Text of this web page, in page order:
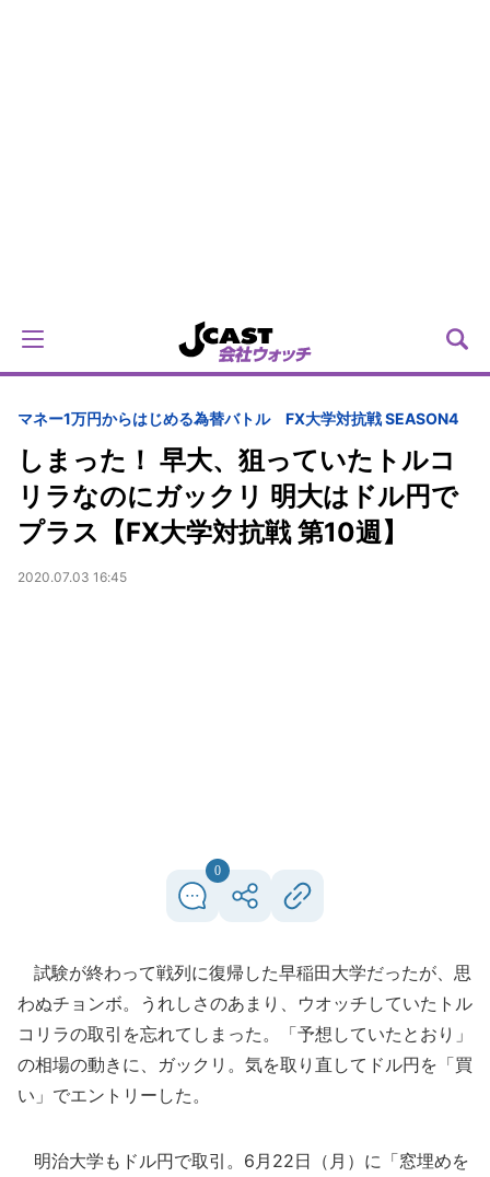
マネー1万円からはじめる為替バトル FX大学対抗戦 SEASON4
しまった！ 早大、狙っていたトルコ
リラなのにガックリ 明大はドル円で
プラス【FX大学対抗戦 第10週】
2020.07.03 16:45
0
試験が終わって戦列に復帰した早稲田大学だったが、思
わぬチョンボ。うれしさのあまり、ウオッチしていたトル
コリラの取引を忘れてしまった。「予想していたとおり」
の相場の動きに、ガックリ。気を取り直してドル円を「買
い」でエントリーした。
明治大学もドル円で取引。6月22日（月）に「窓埋めを